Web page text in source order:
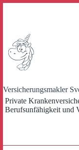
Versicherungsmakler
Private
Berufsunfähigkeit und